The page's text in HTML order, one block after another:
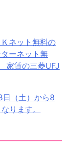
ネット無料の
ーネット無
家賃の三菱UFJ
（土）から8
ります。